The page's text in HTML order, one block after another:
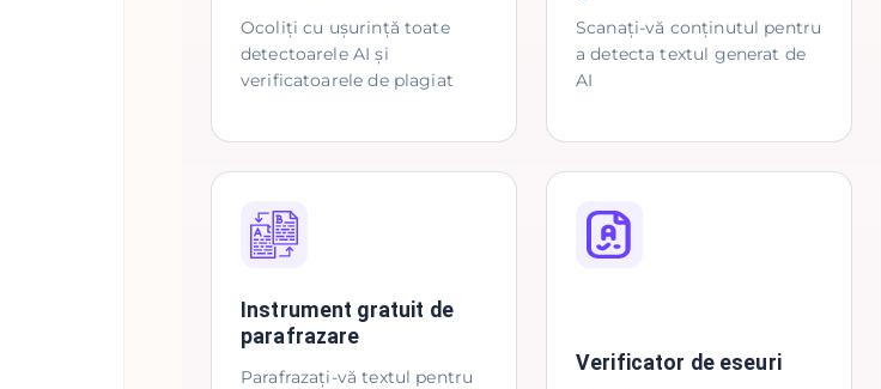
Ocoliți cu ușurință toate
detectoarele AI și
verificatoarele de plagiat
Scanați-vă conținutul pentru
a detecta textul generat de
AI
Instrument gratuit de
parafrazare
Parafrazați-vă textul pentru
Verificator de eseuri